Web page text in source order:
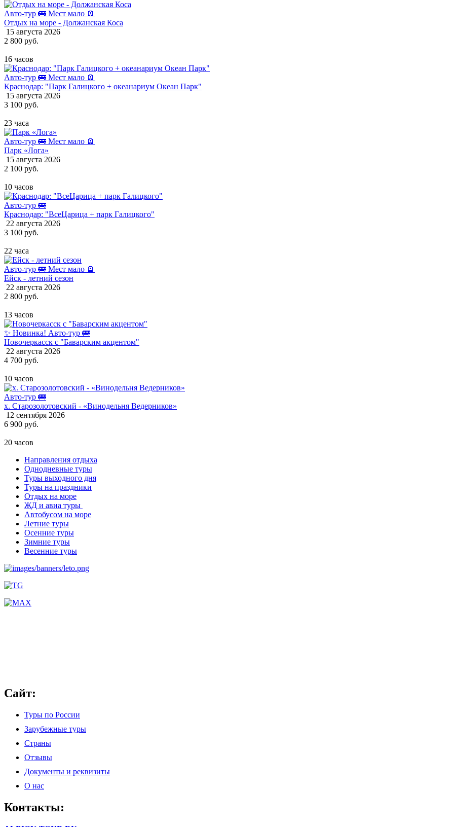
Авто-тур 🚌 Мест мало 🪫
Отдых на море - Должанская Коса
15 августа 2026
2 800 руб.
16 часов
Авто-тур 🚌 Мест мало 🪫
Краснодар: "Парк Галицкого + океанариум Океан Парк"
15 августа 2026
3 100 руб.
23 часа
Авто-тур 🚌 Мест мало 🪫
Парк «Лога»
15 августа 2026
2 100 руб.
10 часов
Авто-тур 🚌
Краснодар: "ВсеЦарица + парк Галицкого"
22 августа 2026
3 100 руб.
22 часа
Авто-тур 🚌 Мест мало 🪫
Ейск - летний сезон
22 августа 2026
2 800 руб.
13 часов
✨ Новинка! Авто-тур 🚌
Новочеркасск с "Баварским акцентом"
22 августа 2026
4 700 руб.
10 часов
Авто-тур 🚌
х. Старозолотовский - «Винодельня Ведерников»
12 сентября 2026
6 900 руб.
20 часов
Направления отдыха
Однодневные туры
Туры выходного дня
Туры на праздники
Отдых на море
ЖД и авиа туры
Автобусом на море
Летние туры
Осенние туры
Зимние туры
Весенние туры
Сайт:
Туры по России
Зарубежные туры
Страны
Отзывы
Документы и реквизиты
О нас
Контакты: